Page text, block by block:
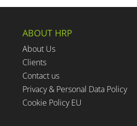
ABOUT HRP
About Us
Clients
Contact us
Privacy & Personal Data Policy
Cookie Policy EU